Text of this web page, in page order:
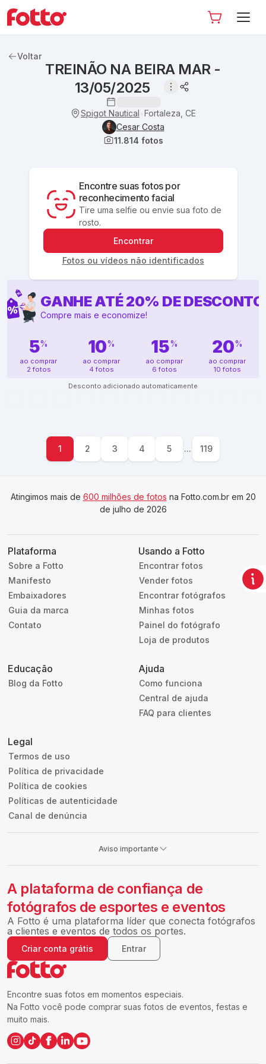
Voltar
TREINÃO NA BEIRA MAR -
13/05/2025
Spigot Nautical Fortaleza, CE
Cesar Costa
11.814 fotos
Encontre suas fotos por
reconhecimento facial
Tire uma selfie ou envie sua foto de
rosto.
Encontrar
Fotos ou vídeos não identificados
GANHE ATÉ20% DE DESCONTO
Compre mais e economize!
5%
ao comprar
2 fotos
10%
ao comprar
4 fotos
15%
ao comprar
6 fotos
20%
ao comprar
10 fotos
Desconto adicionado automaticamente
1 2 3 4 5 ... 119
Atingimos mais de 600 milhões de fotos na Fotto.com.br em 20
de julho de 2026
Plataforma
Sobre a Fotto
Manifesto
Embaixadores
Guia da marca
Contato
Usando a Fotto
Encontrar fotos
Vender fotos
Encontrar fotógrafos
Minhas fotos
Painel do fotógrafo
Loja de produtos
Educação
Blog da Fotto
Ajuda
Como funciona
Central de ajuda
FAQ para clientes
Legal
Termos de uso
Política de privacidade
Política de cookies
Políticas de autenticidade
Canal de denúncia
Aviso importante
Encontre suas fotos em momentos especiais.
Na Fotto você pode comprar suas fotos de eventos, festas e
muito mais.
A plataforma de confiança de
fotógrafos de esportes e eventos
A Fotto é uma plataforma líder que conecta fotógrafos
a clientes e eventos de todos os portes.
Criar conta grátis Entrar